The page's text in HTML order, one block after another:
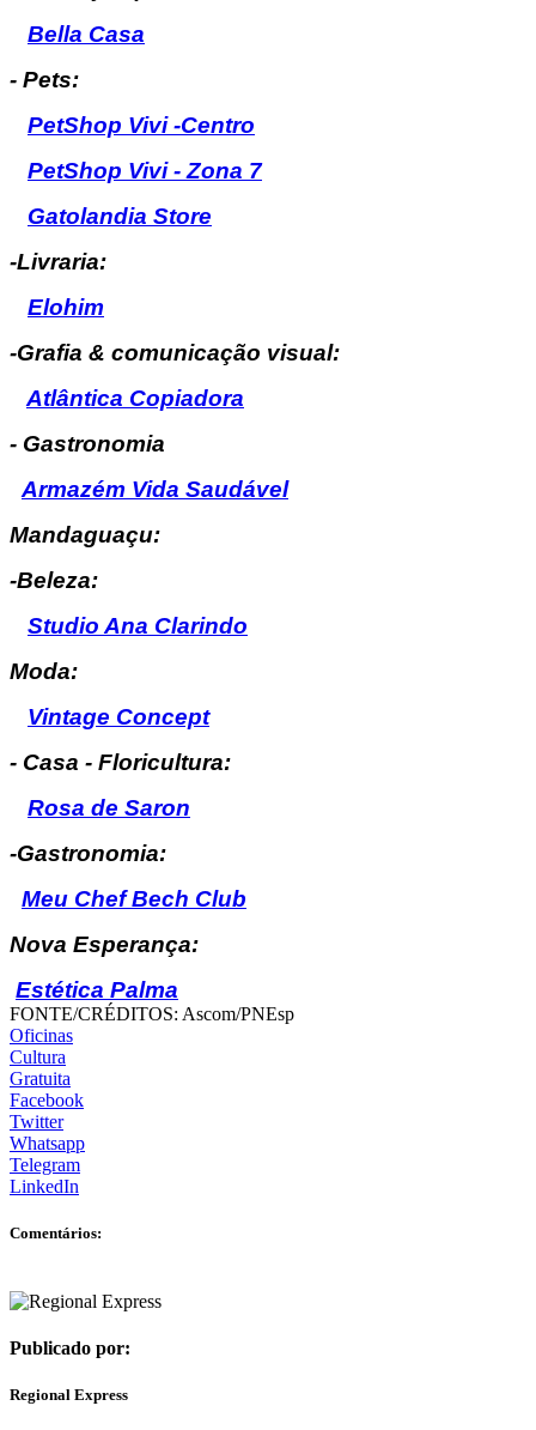
Bella Casa
- Pets:
PetShop Vivi -Centro
PetShop Vivi - Zona 7
Gatolandia Store
-Livraria:
Elohim
-Grafia & comunicação visual:
Atlântica Copiadora
- Gastronomia
Armazém Vida Saudável
Mandaguaçu:
-Beleza:
Studio Ana Clarindo
Moda:
Vintage Concept
- Casa - Floricultura:
Rosa de Saron
-Gastronomia:
Meu Chef Bech Club
Nova Esperança:
Estética Palma
FONTE/CRÉDITOS: Ascom/PNEsp
Oficinas
Cultura
Gratuita
Facebook
Twitter
Whatsapp
Telegram
LinkedIn
Comentários:
Publicado por:
Regional Express